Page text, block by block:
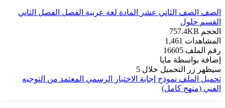
الصف الصف الثاني عشر المادة لغة عربية الفصل
الفصل الثاني
القسم حلول
الحجم 757.4KB
المشاهدات 1,461
رقم الملف 16605
إضافة بواسطة مايا
سيظهر زر التحميل خلال 5
تحميل الملف نموذج إجابة الاختبار الرسمي المعتمد من التوجيه
الفني (منهج كامل)